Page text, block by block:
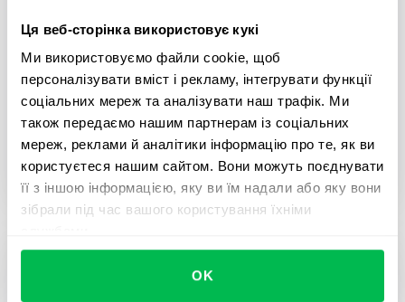
Ця веб-сторінка використовує кукі
Ми використовуємо файли cookie, щоб
персоналізувати вміст і рекламу, інтегрувати функції
соціальних мереж та аналізувати наш трафік. Ми
також передаємо нашим партнерам із соціальних
мереж, реклами й аналітики інформацію про те, як ви
користуєтеся нашим сайтом. Вони можуть поєднувати
її з іншою інформацією, яку ви їм надали або яку вони
зібрали під час вашого користування їхніми
OK
Сучасні стратегії найму та
автоматизація процесу
Запрошуємо вас на вебінар у кооперації з Lezo
та BazaIT про сучасні HR технології, їх вплив на
процес та оптимізацію найму та ефективні
стратегії пошуку кандидатів.